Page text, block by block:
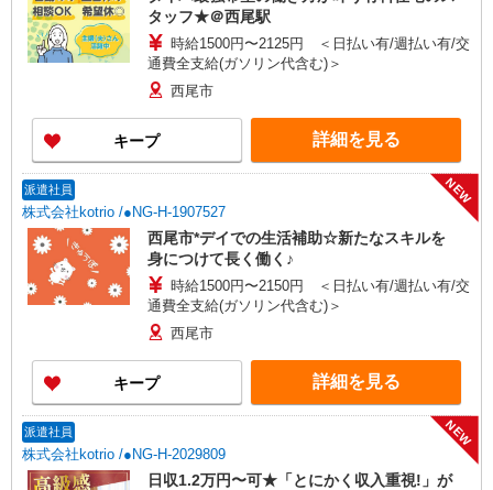
タッフ★＠西尾駅
時給1500円〜2125円 ＜日払い有/週払い有/交
通費全支給(ガソリン代含む)＞
西尾市
キープ 詳細を見る
派遣社員
株式会社kotrio /●NG-H-1907527
NEW
西尾市*デイでの生活補助☆新たなスキルを
身につけて長く働く♪
時給1500円〜2150円 ＜日払い有/週払い有/交
通費全支給(ガソリン代含む)＞
西尾市
キープ 詳細を見る
派遣社員
株式会社kotrio /●NG-H-2029809
NEW
日収1.2万円〜可★「とにかく収入重視!」が